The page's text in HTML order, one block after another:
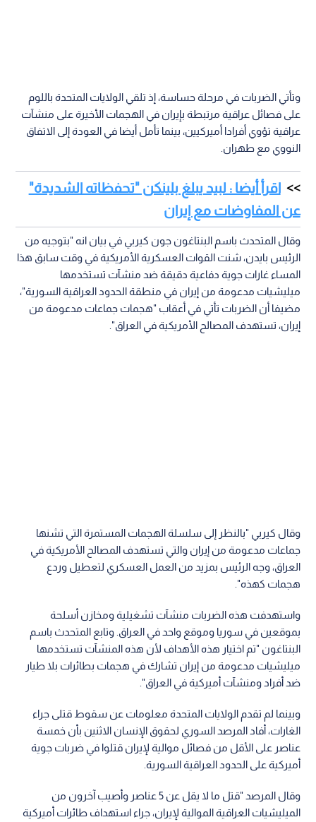
وتأتي الضربات في مرحلة حساسة، إذ تلقي الولايات المتحدة باللوم
على فصائل عراقية مرتبطة بإيران في الهجمات الأخيرة على منشآت
عراقية تؤوي أفرادا أميركيين، بينما تأمل أيضا في العودة إلى الاتفاق
النووي مع طهران.
اقرأ أيضا : لبيد يبلغ بلينكن "تحفظاته الشديدة"
عن المفاوضات مع إيران
وقال المتحدث باسم البنتاغون جون كيربي في بيان انه "بتوجيه من
الرئيس بايدن، شنت القوات العسكرية الأمريكية في وقت سابق هذا
المساء غارات جوية دفاعية دقيقة ضد منشآت تستخدمها
ميليشيات مدعومة من إيران في منطقة الحدود العراقية السورية"،
مضيفا أن الضربات تأتي في أعقاب "هجمات جماعات مدعومة من
إيران، تستهدف المصالح الأمريكية في العراق".
وقال كيربي "بالنظر إلى سلسلة الهجمات المستمرة التي تشنها
جماعات مدعومة من إيران والتي تستهدف المصالح الأمريكية في
العراق، وجه الرئيس بمزيد من العمل العسكري لتعطيل وردع
هجمات كهذه".
واستهدفت هذه الضربات منشآت تشغيلية ومخازن أسلحة
بموقعين في سوريا وموقع واحد في العراق. وتابع المتحدث باسم
البنتاغون "تم اختيار هذه الأهداف لأن هذه المنشآت تستخدمها
ميليشيات مدعومة من إيران تشارك في هجمات بطائرات بلا طيار
ضد أفراد ومنشآت أميركية في العراق".
وبينما لم تقدم الولايات المتحدة معلومات عن سقوط قتلى جراء
الغارات، أفاد المرصد السوري لحقوق الإنسان الاثنين بأن خمسة
عناصر على الأقل من فصائل موالية لإيران قتلوا في ضربات جوية
أميركية على الحدود العراقية السورية.
وقال المرصد "قتل ما لا يقل عن 5 عناصر وأصيب آخرون من
الميليشيات العراقية الموالية لإيران، جراء استهداف طائرات أميركية